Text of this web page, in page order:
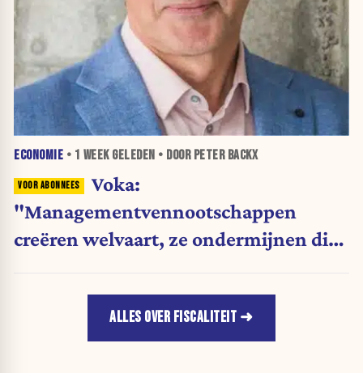
ECONOMIE • 1 WEEKGELEDEN • DOOR PETER BACKX
Voka:
"Managementvennootschappen
creëren welvaart, ze ondermijnen die
ALLES OVER FISCALITEIT